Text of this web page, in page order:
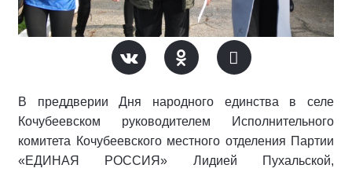
В преддверии Дня народного единства в селе
Кочубеевском руководителем Исполнительного
комитета Кочубеевского местного отделения Партии
«ЕДИНАЯ РОССИЯ» Лидией Пухальской,